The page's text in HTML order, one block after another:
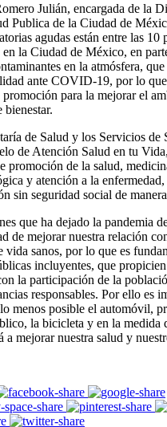
Julián, encargada de la
Publica de la Ciudad de
agudas están entre las 10
la Ciudad de México, en
en la atmósfera,
ante COVID-19, por lo
promoción para la mejorar el
bienestar.
de Salud y los Servicios de
de Atención Salud en tu
promoción de la salud,
y atención a la
sin seguridad social de
que ha dejado la pandemia
de mejorar nuestra relación
vida sanos, por lo que es
incluyentes, que
la participación de la
responsables. Por ello es
menos posible el automóvil,
la bicicleta y en la medida
a mejorar nuestra salud y